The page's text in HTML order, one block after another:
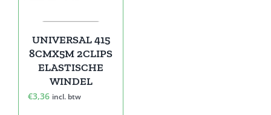
UNIVERSAL 415
8CMX5M 2CLIPS
ELASTISCHE
WINDEL
€3,36 incl. btw